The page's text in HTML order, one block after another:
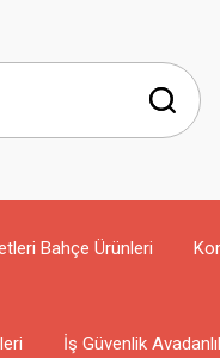
Bahçe Ürünleri
İş Güvenlik